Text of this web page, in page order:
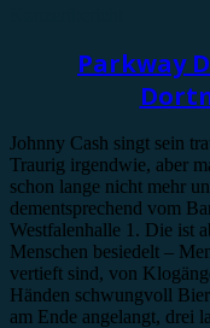
Parkway
Johnny Cash singt sein
Traurig irgendwie, aber
schon lange nicht mehr
dementsprechend vom
Westfalenhalle 1. Die ist
Menschen besiedelt –
vertieft sind, von
Händen schwungvoll
am Ende angelangt, drei